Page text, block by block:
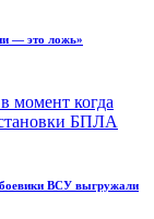
— это ложь»
ВСУ выгружали